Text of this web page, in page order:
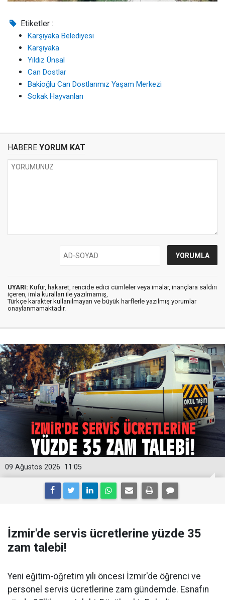
Etiketler :
Karşıyaka Belediyesi
Karşıyaka
Yıldız Ünsal
Can Dostlar
Bakioğlu Can Dostlarımız Yaşam Merkezi
Sokak Hayvanları
HABERE YORUM KAT
UYARI: Küfür, hakaret, rencide edici cümleler veya imalar, inançlara saldırı
içeren, imla kuralları ile yazılmamış,
Türkçe karakter kullanılmayan ve büyük harflerle yazılmış yorumlar
onaylanmamaktadır.
11:05
09 Ağustos 2026
İzmir'de servis ücretlerine yüzde 35
zam talebi!
Yeni eğitim-öğretim yılı öncesi İzmir'de öğrenci ve
personel servis ücretlerine zam gündemde. Esnafın